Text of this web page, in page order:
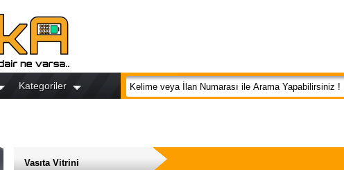
Kategoriler
Vasıta Vitrini